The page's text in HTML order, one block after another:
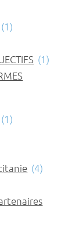
(1)
(1)
(1)
(4)